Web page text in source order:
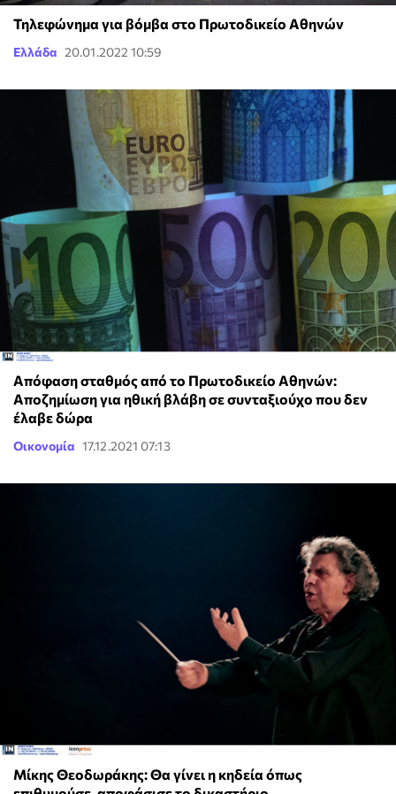
Τηλεφώνημα για βόμβα στο Πρωτοδικείο Αθηνών
Ελλάδα 20.01.2022 10:59
Απόφαση σταθμός από το Πρωτοδικείο Αθηνών:
Αποζημίωση για ηθική βλάβη σε συνταξιούχο που δεν
έλαβε δώρα
Οικονομία 17.12.2021 07:13
Μίκης Θεοδωράκης: Θα γίνει η κηδεία όπως